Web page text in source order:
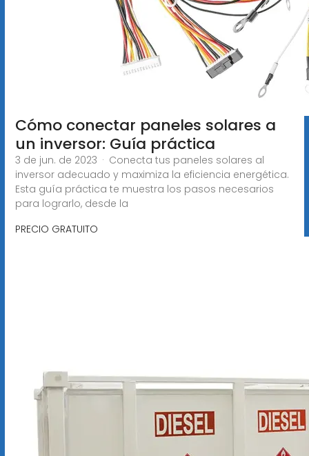
Cómo conectar paneles solares a
un inversor: Guía práctica
3 de jun. de 2023 · Conecta tus paneles solares al
inversor adecuado y maximiza la eficiencia energética.
Esta guía práctica te muestra los pasos necesarios
para lograrlo, desde la
PRECIO GRATUITO